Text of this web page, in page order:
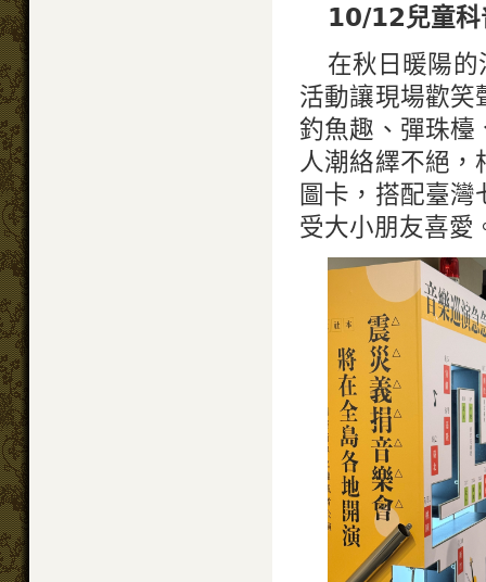
10/12兒童科
在秋日暖陽
活動讓現場歡笑
釣魚趣、彈珠檯
人潮絡繹不絕
圖卡，搭配臺
受大小朋友喜愛